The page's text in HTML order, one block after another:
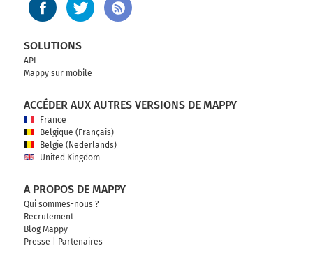
SOLUTIONS
API
Mappy sur mobile
ACCÉDER AUX AUTRES VERSIONS DE MAPPY
France
Belgique (Français)
België (Nederlands)
United Kingdom
A PROPOS DE MAPPY
Qui sommes-nous ?
Recrutement
Blog Mappy
Presse
Partenaires